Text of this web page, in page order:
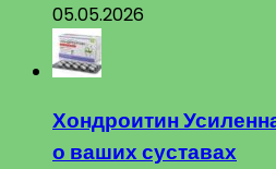
05.05.2026
Хондроитин
о ваших суставах